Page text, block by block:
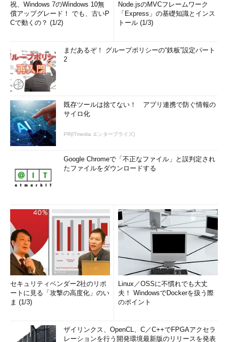
祝、Windows 7のWindows 10無
償アップグレード！ でも、古いP
Cで動くの？ (1/2)
Node.jsのMVCフレームワーク
「Express」の基礎知識とインス
トール (1/3)
まだあるぞ！ グループポリシーの“鉄板”設定パート
2
既存ツールは捨てない！ アプリ連携で防ぐ情報の
サイロ化
PR(ITmedia エンタープライズ)
Google Chromeで「不正なファイル」と誤判定され
たファイルをダウンロードする
セキュリティベンダー2社のリポ
ートに見る「攻撃の高度化」のい
ま (1/3)
Linux／OSSに不慣れでも大丈
夫！ WindowsでDockerを扱う際
のポイント
ザイリンクス、OpenCL、C／C++でFPGAアクセラ
レーションを行う開発環境最新版のリリースを発表